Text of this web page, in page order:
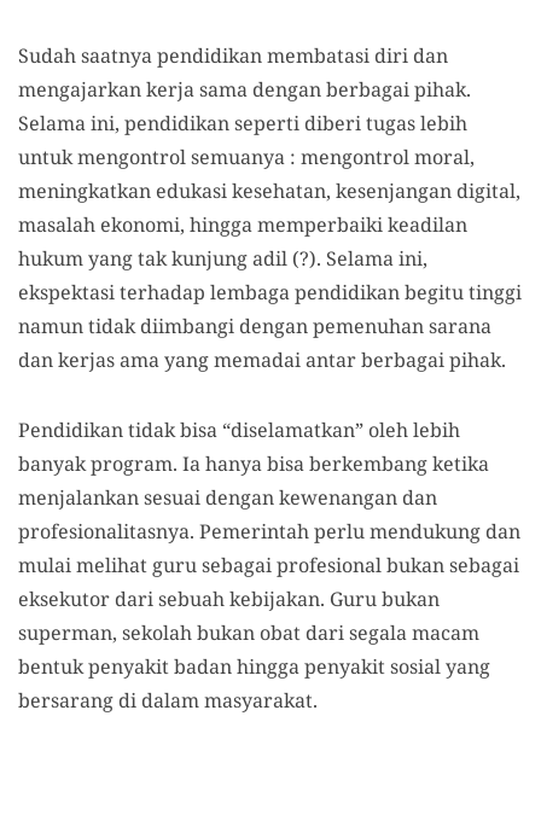
Sudah saatnya pendidikan membatasi diri dan
mengajarkan kerja sama dengan berbagai pihak.
Selama ini, pendidikan seperti diberi tugas lebih
untuk mengontrol semuanya : mengontrol moral,
meningkatkan edukasi kesehatan, kesenjangan digital,
masalah ekonomi, hingga memperbaiki keadilan
hukum yang tak kunjung adil (?). Selama ini,
ekspektasi terhadap lembaga pendidikan begitu tinggi
namun tidak diimbangi dengan pemenuhan sarana
dan kerjas ama yang memadai antar berbagai pihak.
Pendidikan tidak bisa “diselamatkan” oleh lebih
banyak program. Ia hanya bisa berkembang ketika
menjalankan sesuai dengan kewenangan dan
profesionalitasnya. Pemerintah perlu mendukung dan
mulai melihat guru sebagai profesional bukan sebagai
eksekutor dari sebuah kebijakan. Guru bukan
superman, sekolah bukan obat dari segala macam
bentuk penyakit badan hingga penyakit sosial yang
bersarang di dalam masyarakat.